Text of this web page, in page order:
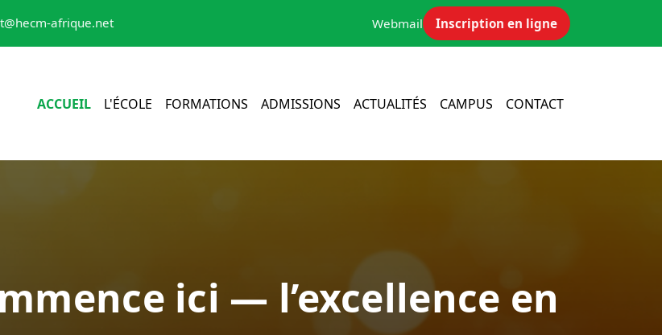
afrique.net Webmail Inscription en ligne
ACCUEIL L'ÉCOLE FORMATIONS ADMISSIONS ACTUALITÉS CAMPUS CONTACT
ici — l’excellence en